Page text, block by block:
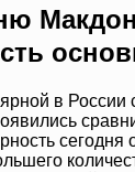
в России
сегодня